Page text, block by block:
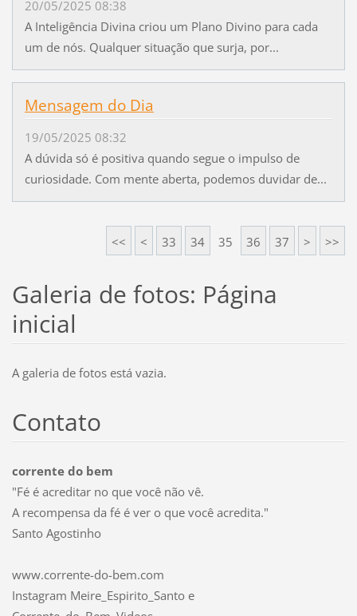
20/05/2025 08:38
A Inteligência Divina criou um Plano Divino para cada
um de nós. Qualquer situação que surja, por...
Mensagem do Dia
19/05/2025 08:32
A dúvida só é positiva quando segue o impulso de
curiosidade. Com mente aberta, podemos duvidar de...
<< < 33 34 35 36 37 > >>
Galeria de fotos: Página
inicial
A galeria de fotos está vazia.
Contato
corrente do bem
"Fé é acreditar no que você não vê.
A recompensa da fé é ver o que você acredita."
Santo Agostinho
www.corrente-do-bem.com
Instagram Meire_Espirito_Santo e